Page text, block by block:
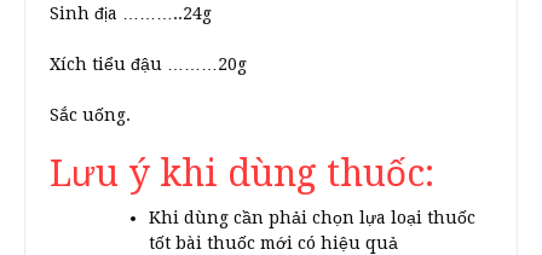
Sinh địa ………..24g
Xích tiểu đậu ………20g
Sắc uống.
Lưu ý khi dùng thuốc:
Khi dùng cần phải chọn lựa loại thuốc
tốt bài thuốc mới có hiệu quả